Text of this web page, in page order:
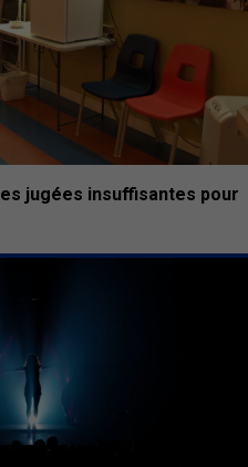
jugées insuffisantes pour